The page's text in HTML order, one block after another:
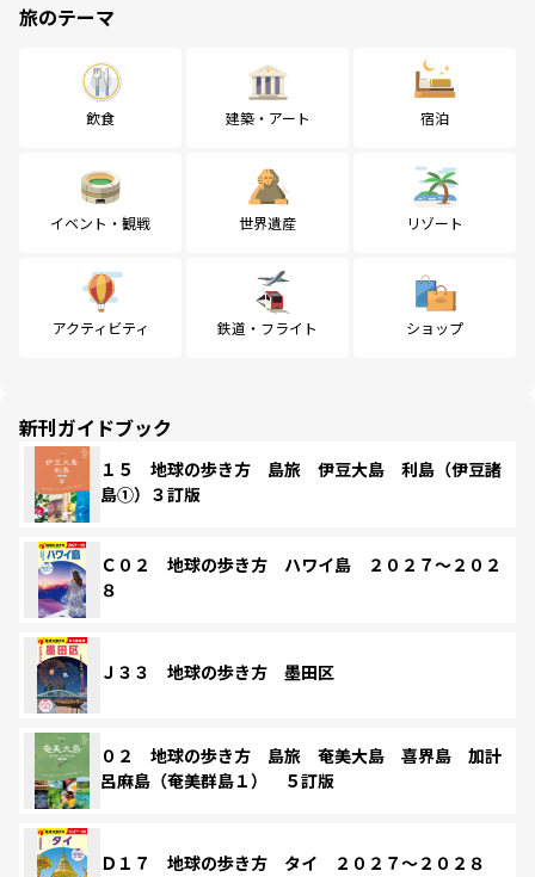
旅のテーマ
飲食 建築・アート 宿泊
イベント・観戦 世界遺産 リゾート
アクティビティ 鉄道・フライト ショップ
新刊ガイドブック
１５ 地球の歩き方 島旅 伊豆大島 利島（伊豆諸
島①）３訂版
Ｃ０２ 地球の歩き方 ハワイ島 ２０２７～２０２
８
Ｊ３３ 地球の歩き方 墨田区
０２ 地球の歩き方 島旅 奄美大島 喜界島 加計
呂麻島（奄美群島１） ５訂版
Ｄ１７ 地球の歩き方 タイ ２０２７～２０２８